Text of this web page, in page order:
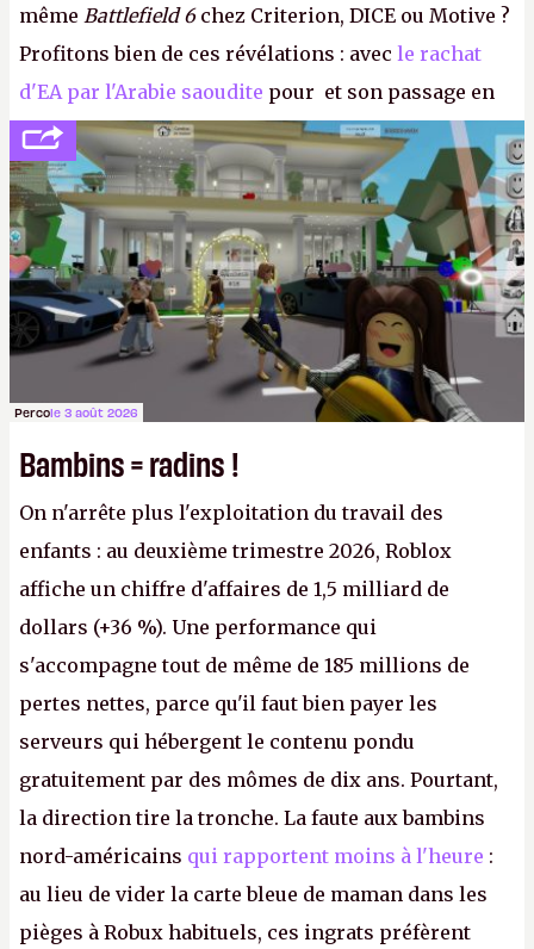
même Battlefield 6chez Criterion, DICE ou Motive ?
Profitons bien de ces révélations : avec le rachat
d'EA par l'Arabie saoudite pour et son passage en
société privée, l'éditeur n'aura bientôt plus
l'obligation de publier ses bilans. Encore une
victoire pour la transparence.P.
Percole 3 août 2026
Bambins = radins !
On n'arrête plus l'exploitation du travail des
enfants : au deuxième trimestre 2026, Roblox
affiche un chiffre d'affaires de 1,5 milliard de
dollars (+36 %). Une performance qui
s'accompagne tout de même de 185 millions de
pertes nettes, parce qu'il faut bien payer les
serveurs qui hébergent le contenu pondu
gratuitement par des mômes de dix ans. Pourtant,
la direction tire la tronche. La faute aux bambins
nord-américains qui rapportent moins à l'heure :
au lieu de vider la carte bleue de maman dans les
pièges à Robux habituels, ces ingrats préfèrent